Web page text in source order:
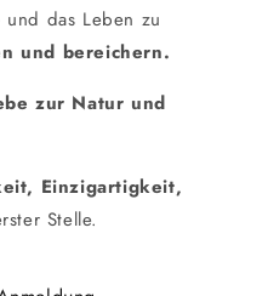
das Leben zu
und bereichern.
zur Natur und
Einzigartigkeit,
Stelle.